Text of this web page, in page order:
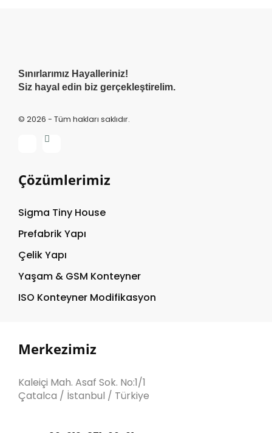
Sınırlarımız Hayalleriniz!
Siz hayal edin biz gerçekleştirelim.
© 2026 - Tüm hakları saklıdır.
Çözümlerimiz
Sigma Tiny House
Prefabrik Yapı
Çelik Yapı
Yaşam & GSM Konteyner
ISO Konteyner Modifikasyon
Merkezimiz
Kaleiçi Mah. Asaf Sok. No:1/1
Çatalca / İstanbul / Türkiye